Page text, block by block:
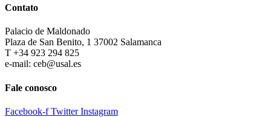
Contato
Palacio de Maldonado
Plaza de San Benito, 1 37002 Salamanca
T +34 923 294 825
e-mail: ceb@usal.es
Fale conosco
Facebook-f Twitter Instagram